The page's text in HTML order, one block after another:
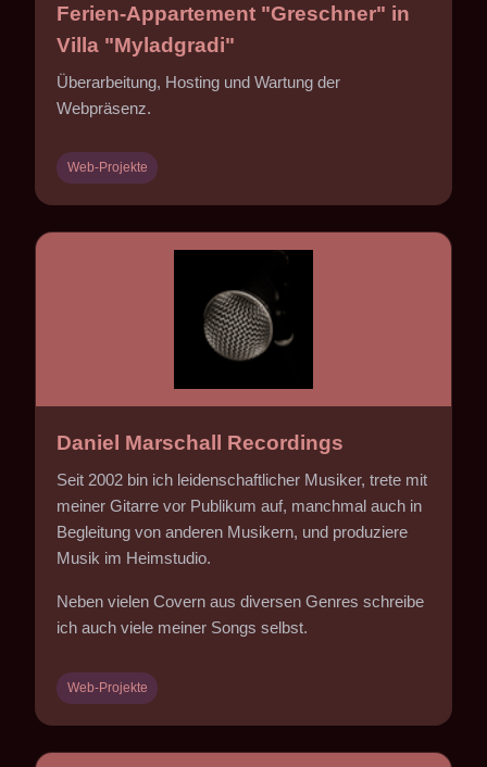
Ferien-Appartement "Greschner" in
Villa "Myladgradi"
Überarbeitung, Hosting und Wartung der
Webpräsenz.
Web-Projekte
Daniel Marschall Recordings
Seit 2002 bin ich leidenschaftlicher Musiker, trete mit
meiner Gitarre vor Publikum auf, manchmal auch in
Begleitung von anderen Musikern, und produziere
Musik im Heimstudio.
Neben vielen Covern aus diversen Genres schreibe
ich auch viele meiner Songs selbst.
Web-Projekte